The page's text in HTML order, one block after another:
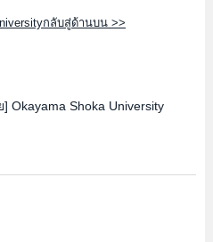
กลับสู่ด้านบน >>
] Okayama Shoka University